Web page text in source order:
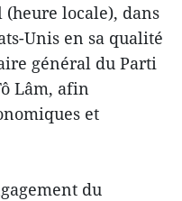
locale), dans
Unis en sa qualité
général du Parti
Lâm, afin
et
du